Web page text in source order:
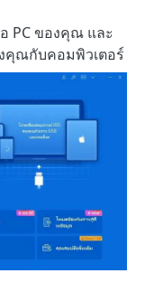
PC ของคุณ และ
คุณกับคอมพิวเตอร์